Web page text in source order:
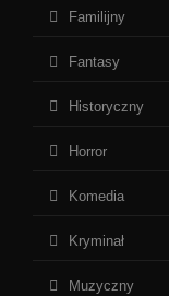
Familijny
Fantasy
Historyczny
Horror
Komedia
Kryminał
Muzyczny